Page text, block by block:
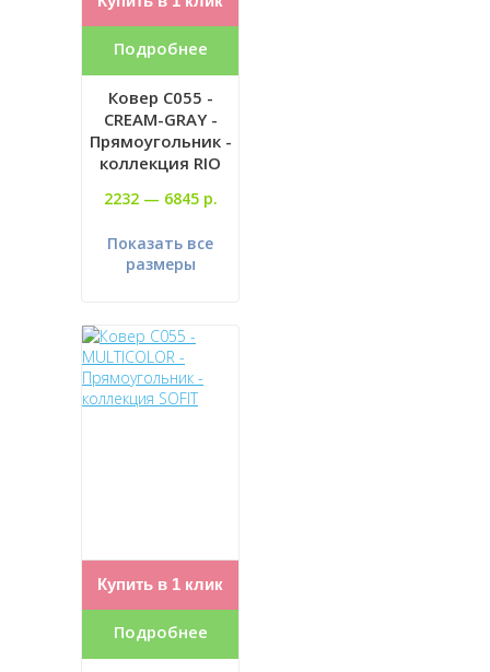
Подробнее
Ковер C055 -
CREAM-GRAY -
Прямоугольник -
коллекция RIO
2232 — 6845 р.
Показать все
размеры
Купить в 1 клик
Подробнее